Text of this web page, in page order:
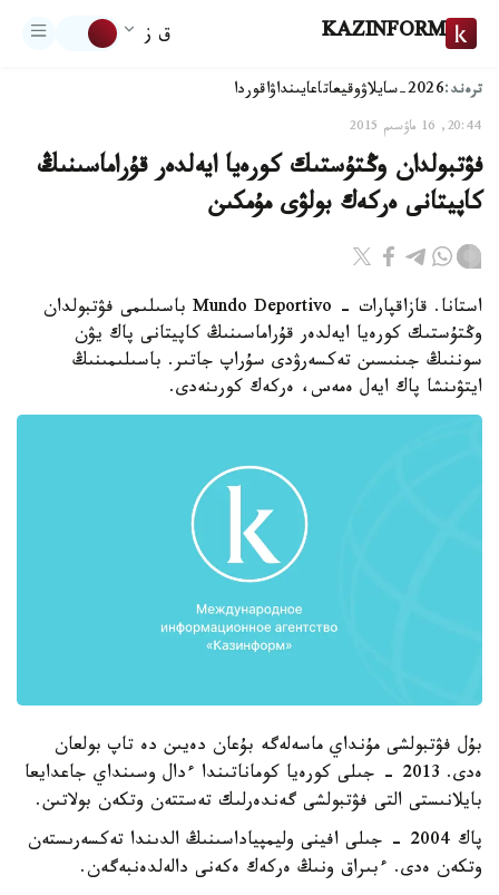
KAZINFORM ق ز
ترەند:2026-سايلاۋ وقيعاتاعايىنداۋاقوردا
20:44, 16 ماۋسىم 2015
فۋتبولدان وڭتۇستىك كورەيا ايەلدەر قۇراماسىنىڭ
كاپيتانى ەركەك بولۋى مۇمكىن
استانا. قازاقپارات - Mundo Deportivo باسىلىمى فۋتبولدان
وڭتۇستىك كورەيا ايەلدەر قۇراماسىنىڭ كاپيتانى پاك يۋن
سوننىڭ جىنىسىن تەكسەرۋدى سۇراپ جاتىر. باسىلىمىنىڭ
ايتۋىنشا پاك ايەل ەمەس، ەركەك كورىنەدى.
بۇل فۋتبولشى مۇنداي ماسەلەگە بۇعان دەيىن دە تاپ بولعان
ەدى. 2013 - جىلى كورەيا كوماناتىندا ءدال وسىنداي جاعدايعا
بايلانىستى التى فۋتبولشى گەندەرلىك تەستتەن وتكەن بولاتىن.
پاك 2004 - جىلى افينى وليمپياداسىنىڭ الدىندا تەكسەرىستەن
وتكەن ەدى. ءبىراق ونىڭ ەركەك ەكەنى دالەلدەنبەگەن.